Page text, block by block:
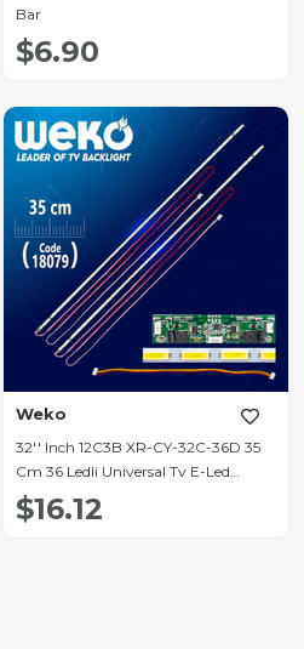
Bar
$6.90
Weko
32'' Inch 12C3B XR-CY-32C-36D 35
Cm 36 Ledli Universal Tv E-Led
Takımı
$16.12